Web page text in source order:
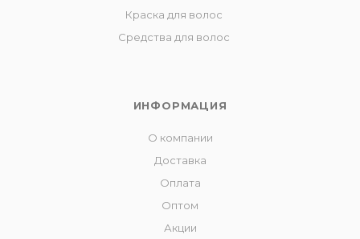
Краска для волос
Средства для волос
ИНФОРМАЦИЯ
О компании
Доставка
Оплата
Оптом
Акции